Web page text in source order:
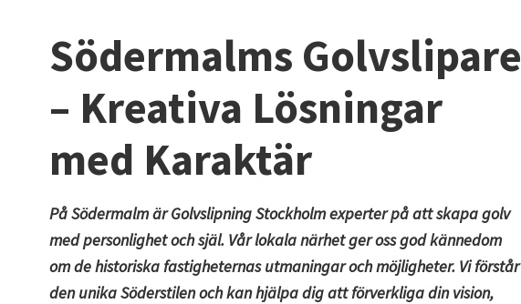
Södermalms Golvslipare
– Kreativa Lösningar
med Karaktär
På Södermalm ärGolvslipning Stockholmexperter på att skapa golv
med personlighet och själ. Vår lokala närhet ger oss god kännedom
om de historiska fastigheternas utmaningar och möjligheter. Vi förstår
den unika Söderstilen och kan hjälpa dig att förverkliga din vision,